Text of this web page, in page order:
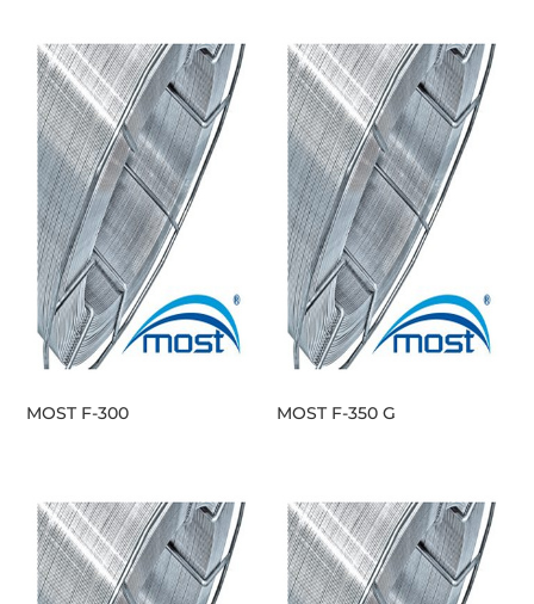
MOST F-300 MOST F-350 G